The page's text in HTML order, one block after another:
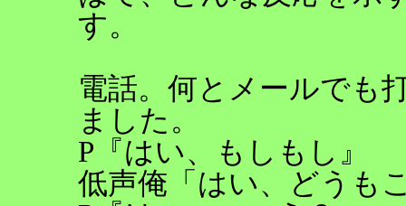
す。
電話。何とメールでも
ました。
P『はい、もしもし』
低声俺「はい、どうも